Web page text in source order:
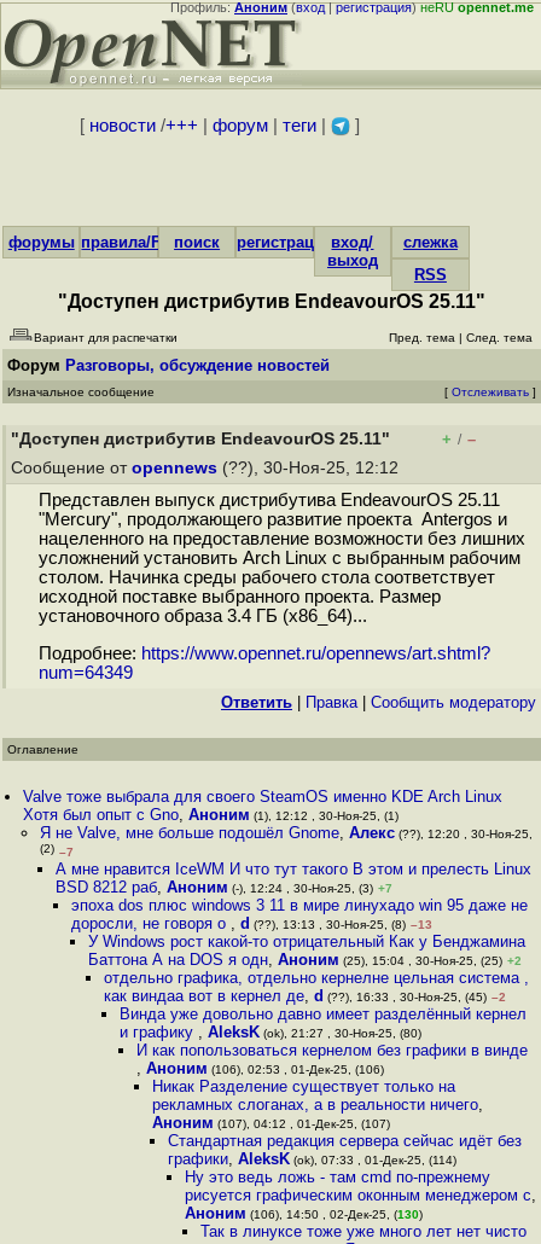
Профиль:Аноним(вход|регистрация)неRUopennet.me
[ новости/+++ форум| теги| ]
форумы правила/FAQпоиск регистрациявход/
выход
слежка
RSS
"Доступен дистрибутив EndeavourOS 25.11"
Вариант для распечатки Пред. тема | След. тема
Форум Разговоры, обсуждение новостей
Изначальное сообщение [ Отслеживать ]
"Доступен дистрибутив EndeavourOS 25.11" + / –
Сообщение от opennews (??), 30-Ноя-25, 12:12
Представлен выпуск дистрибутива EndeavourOS 25.11
"Mercury", продолжающего развитие проекта Antergos и
нацеленного на предоставление возможности без лишних
усложнений установить Arch Linux с выбранным рабочим
столом. Начинка среды рабочего стола соответствует
исходной поставке выбранного проекта. Размер
установочного образа 3.4 ГБ (x86_64)...
Подробнее: https://www.opennet.ru/opennews/art.shtml?
num=64349
Ответить Правка| Cообщить модератору
Оглавление
Valve тоже выбрала для своего SteamOS именно KDE Arch Linux
Хотя был опыт с Gno,Аноним (1), 12:12 , 30-Ноя-25, (1)
Я не Valve, мне больше подошёл Gnome, Алекс(??), 12:20 , 30-Ноя-25,
(2) –7
А мне нравится IceWM И что тут такого В этом и прелесть Linux
BSD 8212 раб, Аноним (-), 12:24 , 30-Ноя-25, (3) +7
эпоха dos плюс windows 3 11 в мире линухадо win 95 даже не
доросли, не говоря о ,d (??), 13:13 , 30-Ноя-25, (8) –13
У Windows рост какой-то отрицательный Как у Бенджамина
Баттона А на DOS я одн, Аноним (25), 15:04 , 30-Ноя-25, (25) +2
отдельно графика, отдельно кернелне цельная система ,
как виндаа вот в кернел де, d (??), 16:33 , 30-Ноя-25, (45) –2
Винда уже довольно давно имеет разделённый кернел
и графику ,AleksK (ok), 21:27 , 30-Ноя-25, (80)
И как попользоваться кернелом без графики в винде
, Аноним (106), 02:53 , 01-Дек-25, (106)
Никак Разделение существует только на
рекламных слоганах, а в реальности ничего,
Аноним (107), 04:12 , 01-Дек-25, (107)
Стандартная редакция сервера сейчас идёт без
графики,AleksK (ok), 07:33 , 01-Дек-25, (114)
Ну это ведь ложь - там cmd по-прежнему
рисуется графическим оконным менеджером с,
Аноним (106), 14:50 , 02-Дек-25, (130)
Так в линуксе тоже уже много лет нет чисто